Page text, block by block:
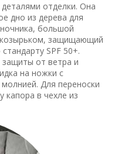
отделки. Она
дно из дерева для
большой
защищающий
SPF 50+.
от ветра и
на ножки с
Для переноски
капора в чехле из